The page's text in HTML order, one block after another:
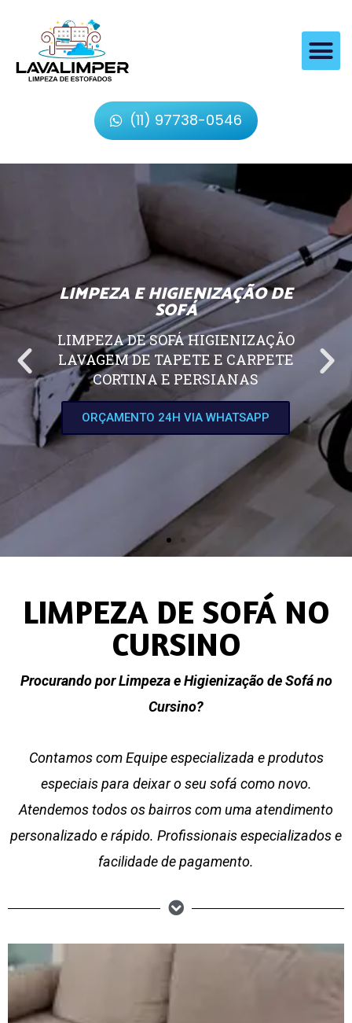
(11) 97738-0546
LIMPEZA E HIGIENIZAÇÃO DE
SOFÁ
LIMPEZA DE SOFÁ HIGIENIZAÇÃO
LAVAGEM DE TAPETE E CARPETE
CORTINA E PERSIANAS
ORÇAMENTO 24H VIA WHATSAPP
LIMPEZA DE SOFÁ NO
CURSINO
Procurando por Limpeza e Higienização de Sofá no
Cursino?
Contamos com Equipe especializada e produtos
especiais para deixar o seu sofá como novo.
Atendemos todos os bairros com uma atendimento
personalizado e rápido. Profissionais especializados e
facilidade de pagamento.